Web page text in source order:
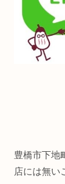
豊橋市下地
店には無い